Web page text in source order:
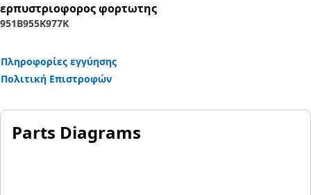
ερπυστριοφορος φορτωτης
951B955K977K
Πληροφορίες εγγύησης
Πολιτική Επιστροφών
Parts Diagrams